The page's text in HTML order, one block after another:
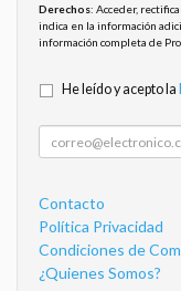
Derechos: Acceder,
indica en la información
información completa de
He leído y acepto la
Contacto
Política Privacidad
Condiciones de
¿Quienes Somos?